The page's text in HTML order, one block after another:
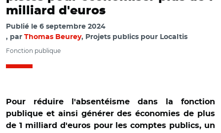
milliard d'euros
Publié le 6 septembre 2024
par Thomas Beurey, Projets publics pour Localtis
Fonction publique
Pour réduire l'absentéisme dans la fonction
publique et ainsi générer des économies de plus
de 1 milliard d'euros pour les comptes publics, un